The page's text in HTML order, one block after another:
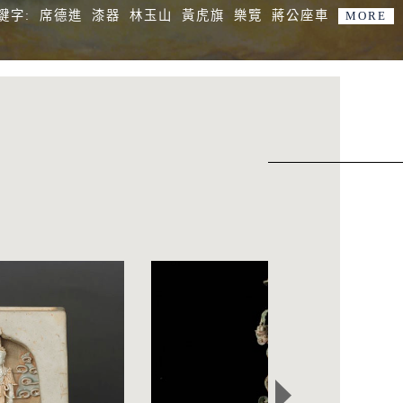
字: 席德進 漆器 林玉山 黃虎旗 樂覽 蔣公座車 MORE